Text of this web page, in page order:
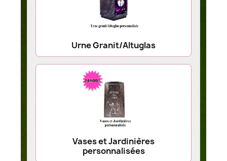
Urne Granit/Altuglas
Vases et Jardinières
personnalisées